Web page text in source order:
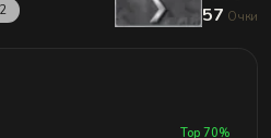
57 Очки
Top 70%